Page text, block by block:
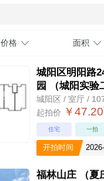
价格 面积
城阳区明阳路
园 （城阳实验
城阳区 / 室厅 /
起拍价 ￥
住宅 一拍
开拍时间
福林山庄 （夏